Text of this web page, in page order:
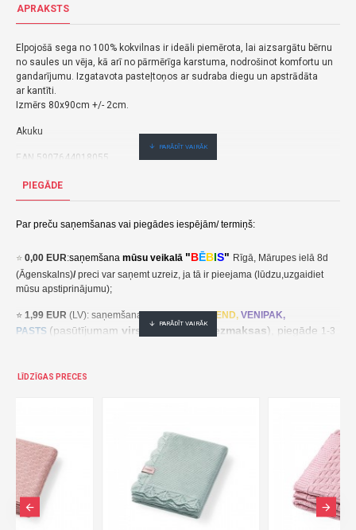
APRAKSTS
Elpojošā sega no 100% kokvilnas ir ideāli piemērota, lai aizsargātu bērnu
no saules un vēja, kā arī no pārmērīga karstuma, nodrošinot komfortu un
gandarījumu. Izgatavota pasteļtoņos ar sudraba diegu un apstrādāta
ar kantīti.
Izmērs 80x90cm +/- 2cm.
Akuku
EAN 5907644018055
8,50€ veikalā "BĒBIS" Rīgā vai bebis.lv.Pieejams(-a).
PIEGĀDE
Par preču saņemšanas vai piegādes iespējām/ termiņš:
⭐ 0,00 EUR:saņemšana mūsu veikalā "BĒBIS" Rīgā, Mārupes ielā 8d
(Āgenskalns)/preci var saņemt uzreiz, ja tā ir pieejama (lūdzu,uzgaidiet
mūsu apstiprinājumu);
⭐ 1,99 EUR (LV): saņemšana pakomātā SEND, VENIPAK,
PASTS (pasūtījumam virs 30,00 EUR- bezmaksas), piegāde 1-3
⭐2,49 EUR(LT, EE): saņemšana pakomātā
kohaletoimetamine 2-5 tööpäeva jooksul;
LT: 2,49 EUR gavimas siuntų automate UNISEND, Udrop, LPExpress,
pristatymas per 2–5 darbo dienas;
⭐ 3,50 EUR (LV): saņemšanaDPD Paku Skapis (pasūtījumamvirs
30,00 EUR- bezmaksas
), piegāde1-3 darba dienu laikā;
LĪDZĪGAS PRECES